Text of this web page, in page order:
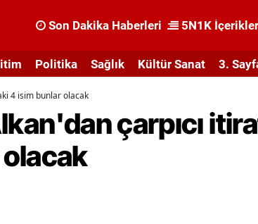
Son Dakika Haberleri 5N1K
Politika Sağlık Kültür Sanat 3. Sayfa
4 isim bunlar olacak
çarpıcı